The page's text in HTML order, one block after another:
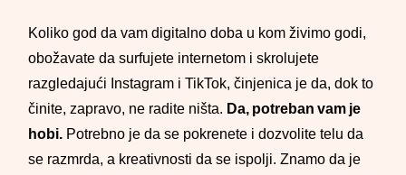
Koliko god da vam digitalno doba u kom živimo godi,
obožavate da surfujete internetom i skrolujete
razgledajući Instagram i TikTok, činjenica je da, dok to
činite, zapravo, ne radite ništa. Da, potreban vam je
hobi. Potrebno je da se pokrenete i dozvolite telu da
se razmrda, a kreativnosti da se ispolji. Znamo da je